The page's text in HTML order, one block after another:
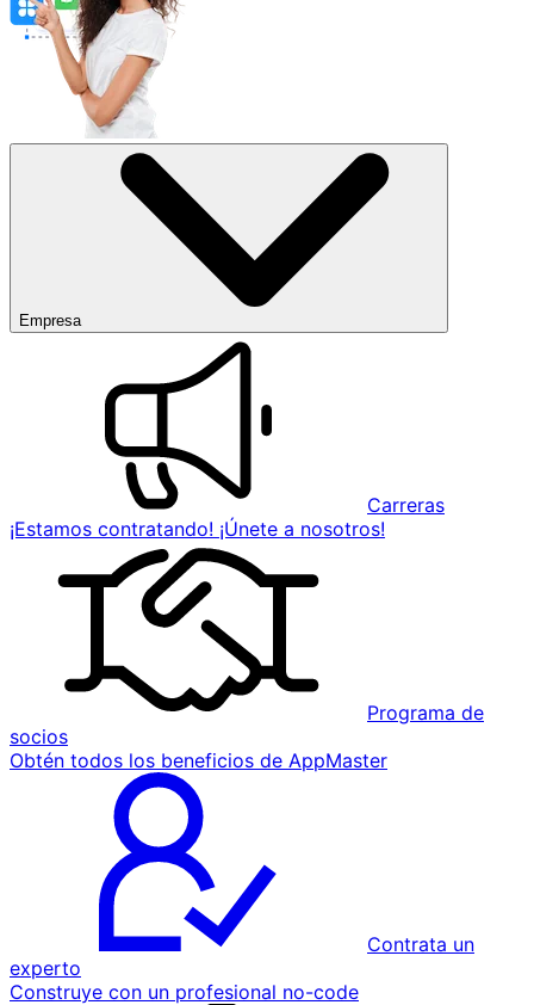
Empresa
Carreras
¡Estamos contratando! ¡Únete a nosotros!
Programa de
socios
Obtén todos los beneficios de AppMaster
Contrata un
experto
Construye con un profesional no-code